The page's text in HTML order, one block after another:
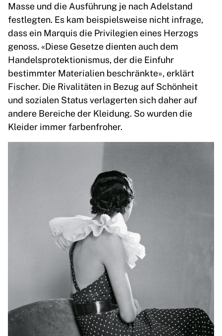
Masse und die Ausführung je nach Adelstand
festlegten. Es kam beispielsweise nicht infrage,
dass ein Marquis die Privilegien eines Herzogs
genoss. «Diese Gesetze dienten auch dem
Handelsprotektionismus, der die Einfuhr
bestimmter Materialien beschränkte», erklärt
Fischer. Die Rivalitäten in Bezug auf Schönheit
und sozialen Status verlagerten sich daher auf
andere Bereiche der Kleidung. So wurden die
Kleider immer farbenfroher.